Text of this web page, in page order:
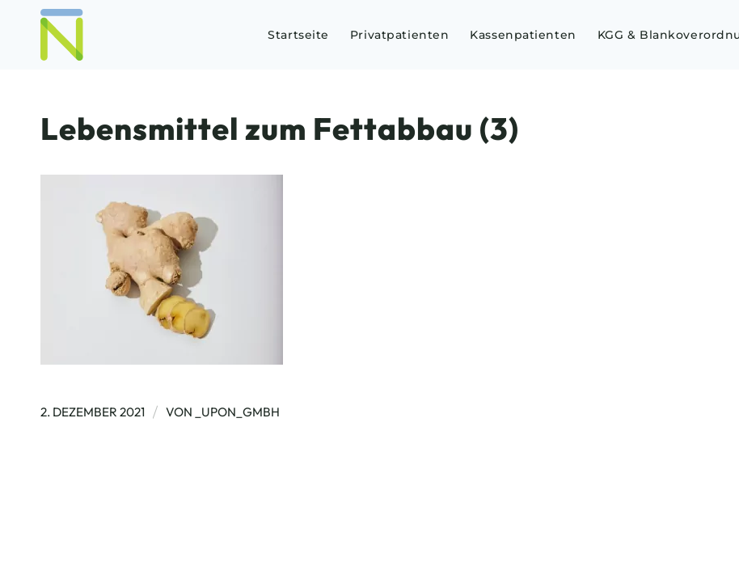
Startseite Privatpatienten Kassenpatienten KGG &
Lebensmittel zum Fettabbau (3)
2. DEZEMBER 2021 / VON _UPON_GMBH